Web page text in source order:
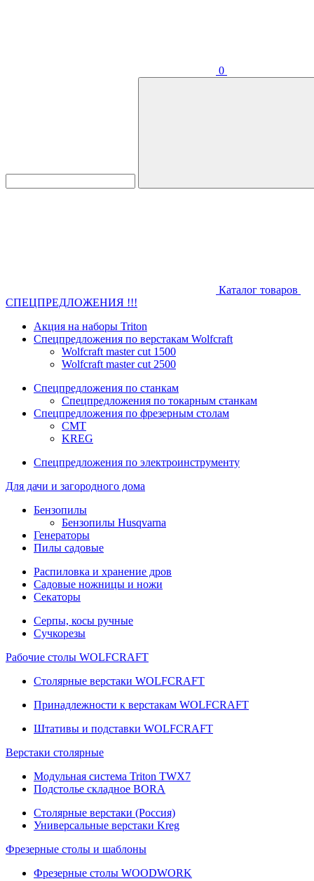
0
Каталог товаров
СПЕЦПРЕДЛОЖЕНИЯ !!!
Акция на наборы Triton
Спецпредложения по верстакам Wolfcraft
Wolfcraft master cut 1500
Wolfcraft master cut 2500
Спецпредложения по станкам
Спецпредложения по токарным станкам
Спецпредложения по фрезерным столам
CMT
KREG
Спецпредложения по электроинструменту
Для дачи и загородного дома
Бензопилы
Бензопилы Husqvarna
Генераторы
Пилы садовые
Распиловка и хранение дров
Садовые ножницы и ножи
Секаторы
Серпы, косы ручные
Сучкорезы
Рабочие столы WOLFCRAFT
Столярные верстаки WOLFCRAFT
Принадлежности к верстакам WOLFCRAFT
Штативы и подставки WOLFCRAFT
Верстаки столярные
Модульная система Triton TWX7
Подстолье складное BORA
Столярные верстаки (Россия)
Универсальные верстаки Kreg
Фрезерные столы и шаблоны
Фрезерные столы WOODWORK